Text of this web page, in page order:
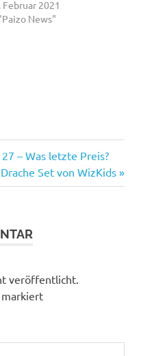
Februar 2021
News"
– Was letzte Preis?
Set von WizKids
veröffentlicht.
markiert